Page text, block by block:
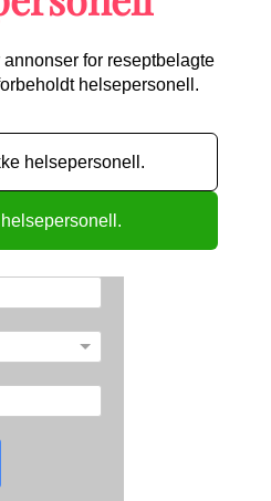
leukemi (AML) med FLT3-
att du
for reseptbelagte
helsepersonell.
helsepersonell.